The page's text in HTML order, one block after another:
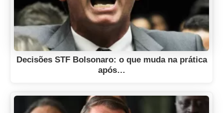
Decisões STF Bolsonaro: o que muda na prática
após…